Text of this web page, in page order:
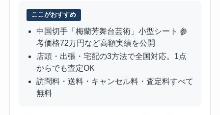
ここがおすすめ
中国切手「梅蘭芳舞台芸術」小型シート 参
考価格72万円など高額実績を公開
店頭・出張・宅配の3方法で全国対応。1点
からでも査定OK
訪問料・送料・キャンセル料・査定料すべて
無料